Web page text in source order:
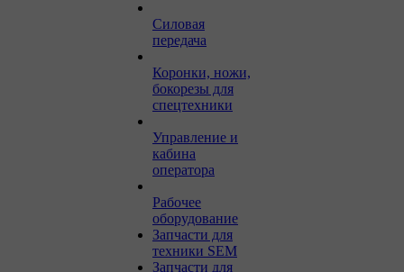
Силовая
передача
Коронки, ножи,
бокорезы для
спецтехники
Управление и
кабина
оператора
Рабочее
оборудование
Запчасти для
техники SEM
Запчасти для